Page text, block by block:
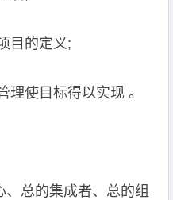
目的定义;
理使目标得以实现 。
总的集成者、总的组